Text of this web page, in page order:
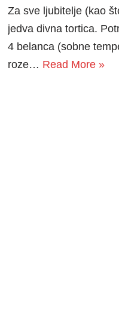
Za sve ljubitelje (kao
jedva divna tortica.
4 belanca (sobne
roze… Read More »